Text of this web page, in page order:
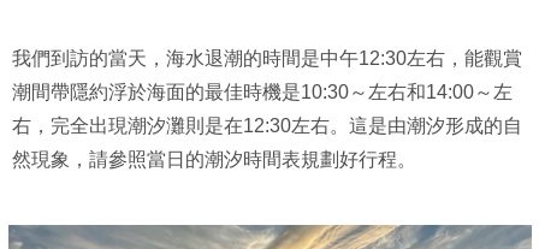
我們到訪的當天，海水退潮的時間是中午12:30左右，能觀賞
潮間帶隱約浮於海面的最佳時機是10:30～左右和14:00～左
右，完全出現潮汐灘則是在12:30左右。這是由潮汐形成的自
然現象，請參照當日的潮汐時間表規劃好行程。